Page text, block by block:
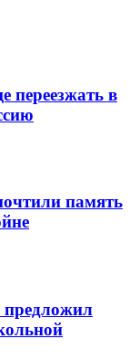
переезжать в
память